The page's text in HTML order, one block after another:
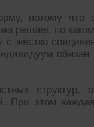
потому что
решает, по
жёстко
обязан
структур,
При этом